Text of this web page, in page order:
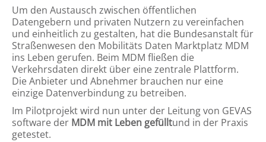
Um den Austausch zwischen öffentlichen
Datengebern und privaten Nutzern zu vereinfachen
und einheitlich zu gestalten, hat die Bundesanstalt für
Straßenwesen den Mobilitäts Daten Marktplatz MDM
ins Leben gerufen. Beim MDM fließen die
Verkehrsdaten direkt über eine zentrale Plattform.
Die Anbieter und Abnehmer brauchen nur eine
einzige Datenverbindung zu betreiben.
Im Pilotprojekt wird nun unter der Leitung von GEVAS
software der MDM mit Leben gefülltund in der Praxis
getestet.